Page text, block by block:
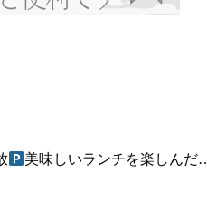
美味しいランチを楽しんだ